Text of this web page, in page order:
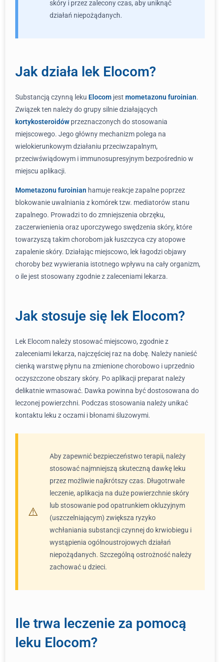
skóry i przez zalecony czas, aby uniknąć
działań niepożądanych.
Jak działa lek Elocom?
Substancją czynną leku Elocom jest mometazonu furoinian.
Związek ten należy do grupy silnie działających
kortykosteroidów przeznaczonych do stosowania
miejscowego. Jego główny mechanizm polega na
wielokierunkowym działaniu przeciwzapalnym,
przeciwświądowym i immunosupresyjnym bezpośrednio w
miejscu aplikacji.
Mometazonu furoinian hamuje reakcje zapalne poprzez
blokowanie uwalniania z komórek tzw. mediatorów stanu
zapalnego. Prowadzi to do zmniejszenia obrzęku,
zaczerwienienia oraz uporczywego swędzenia skóry, które
towarzyszą takim chorobom jak łuszczyca czy atopowe
zapalenie skóry. Działając miejscowo, lek łagodzi objawy
choroby bez wywierania istotnego wpływu na cały organizm,
o ile jest stosowany zgodnie z zaleceniami lekarza.
Jak stosuje się lek Elocom?
Lek Elocom należy stosować miejscowo, zgodnie z
zaleceniami lekarza, najczęściej raz na dobę. Należy nanieść
cienką warstwę płynu na zmienione chorobowo i uprzednio
oczyszczone obszary skóry. Po aplikacji preparat należy
delikatnie wmasować. Dawka powinna być dostosowana do
leczonej powierzchni. Podczas stosowania należy unikać
kontaktu leku z oczami i błonami śluzowymi.
Aby zapewnić bezpieczeństwo terapii, należy
stosować najmniejszą skuteczną dawkę leku
przez możliwie najkrótszy czas. Długotrwałe
leczenie, aplikacja na duże powierzchnie skóry
lub stosowanie pod opatrunkiem okluzyjnym
(uszczelniającym) zwiększa ryzyko
wchłaniania substancji czynnej do krwiobiegu i
wystąpienia ogólnoustrojowych działań
niepożądanych. Szczególną ostrożność należy
zachować u dzieci.
Ile trwa leczenie za pomocą
leku Elocom?